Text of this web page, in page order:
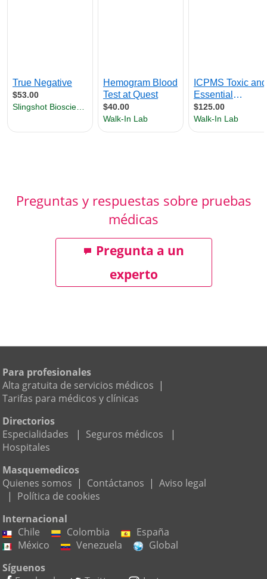
Preguntas y respuestas sobre pruebas
médicas
Pregunta a un
experto
Para profesionales
Alta gratuita de servicios médicos |
Tarifas para médicos y clínicas
Directorios
Especialidades
| Seguros médicos
|
Hospitales
Masquemedicos
Quienes somos | Contáctanos | Aviso legal
| Política de cookies
Internacional
Chile
Colombia
España
México
Venezuela
Global
Síguenos